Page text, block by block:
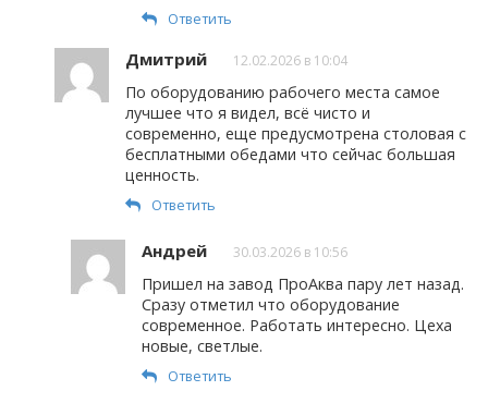
Ответить
Дмитрий 12.02.2026 в 10:04
По оборудованию рабочего места самое
лучшее что я видел, всё чисто и
современно, еще предусмотрена столовая с
бесплатными обедами что сейчас большая
ценность.
Ответить
Андрей 30.03.2026 в 10:56
Пришел на завод ПроАква пару лет назад.
Сразу отметил что оборудование
современное. Работать интересно. Цеха
новые, светлые.
Ответить